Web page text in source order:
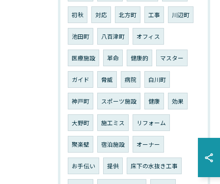
初秋 対応 北方町 工事 川辺町
池田町 八百津町 オフィス
医療施設 革命 健康的 マスター
ガイド 脅威 病院 白川町
神戸町 スポーツ施設 健康 効果
大野町 施工ミス リフォーム
聚楽壁 宿泊施設 オーナー
お手伝い 提供 床下の水抜き工事